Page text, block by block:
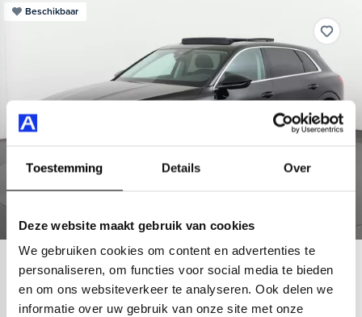
Toestemming Details Over
Deze website maakt gebruik van cookies
We gebruiken cookies om content en advertenties te
personaliseren, om functies voor social media te bieden
en om ons websiteverkeer te analyseren. Ook delen we
informatie over uw gebruik van onze site met onze
Beschikbaar
Audi e-tron
55 quattro Advanced 95 kWh